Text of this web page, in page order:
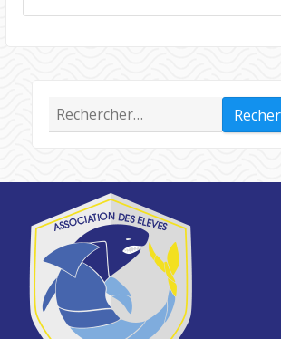
Rechercher :